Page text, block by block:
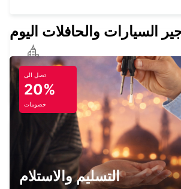
AIRPORT CITY
LOD - ISRAEL
TEL AVIV BEN GURION INT APT
TEL AVIV - ISRAEL
تصل الى
20%
خصومات
التسليم والاستلام